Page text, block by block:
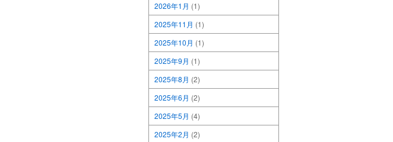
2026年1月 (1)
2025年11月 (1)
2025年10月 (1)
2025年9月 (1)
2025年8月 (2)
2025年6月 (2)
2025年5月 (4)
2025年2月 (2)